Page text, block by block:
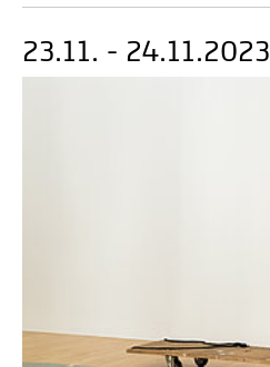
23.11. - 24.11.2023